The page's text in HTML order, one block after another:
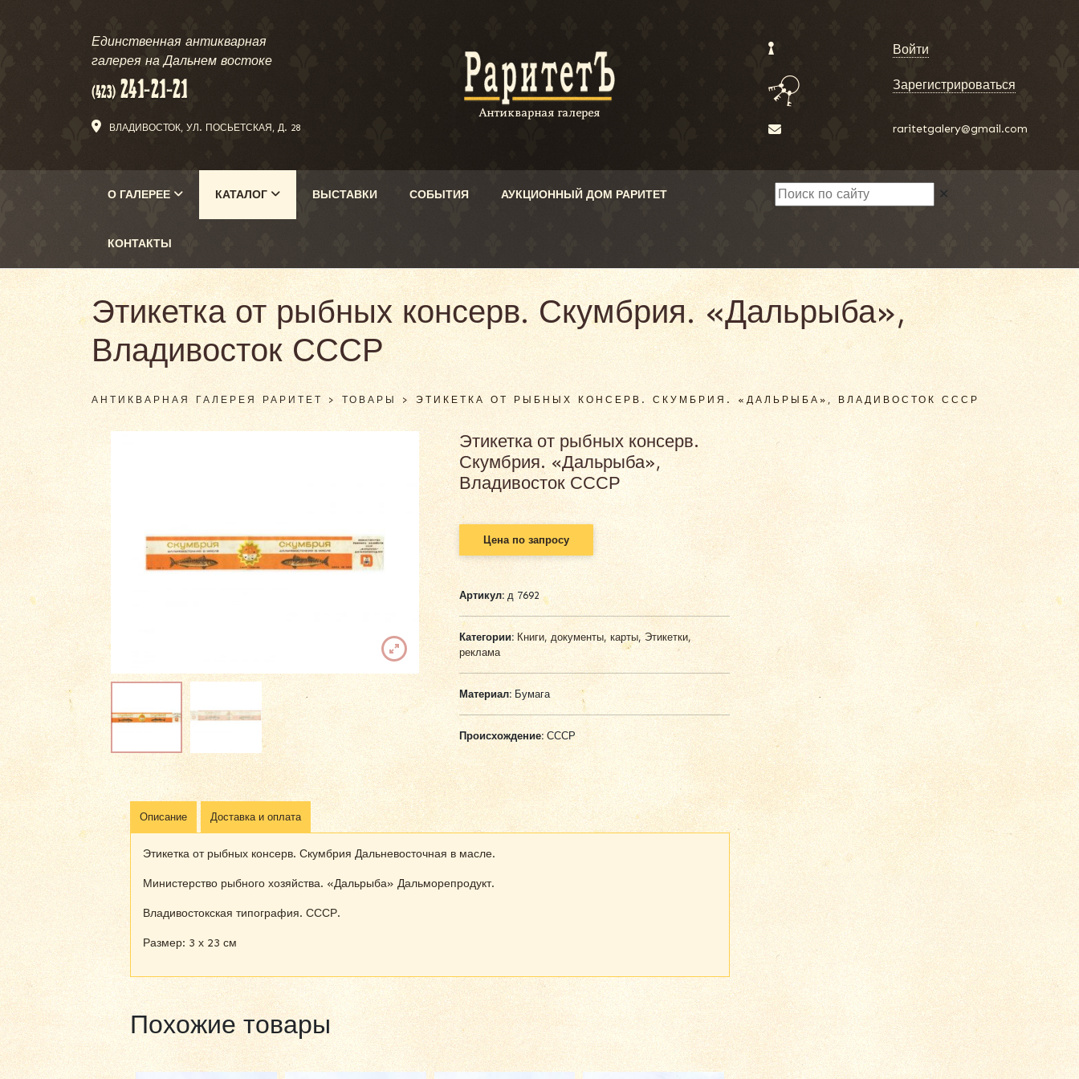
Единственная антикварная
галерея на Дальнем востоке
ВЛАДИВОСТОК, УЛ. ПОСЬЕТСКАЯ, Д. 28
Войти
Зарегистрироваться
raritetgalery@gmail.com
О ГАЛЕРЕЕ КАТАЛОГ ВЫСТАВКИ СОБЫТИЯ АУКЦИОННЫЙ ДОМ РАРИТЕТ
КОНТАКТЫ
✕
Этикетка от рыбных консерв. Скумбрия. «Дальрыба»,
Владивосток СССР
АНТИКВАРНАЯ ГАЛЕРЕЯ РАРИТЕТ>ТОВАРЫ >ЭТИКЕТКА ОТ РЫБНЫХ КОНСЕРВ. СКУМБРИЯ. «ДАЛЬРЫБА», ВЛАДИВОСТОК СССР
Этикетка от рыбных консерв.
Скумбрия. «Дальрыба»,
Владивосток СССР
Цена по запросу
Артикул: д 7692
Категории: Книги, документы, карты,Этикетки,
реклама
Материал:Бумага
Происхождение:СССР
Описание Доставка и оплата
Этикетка от рыбных консерв. Скумбрия Дальневосточная в масле.
Министерство рыбного хозяйства. «Дальрыба» Дальморепродукт.
Владивостокская типография. СССР.
Размер: 3 х 23 см
Похожие товары